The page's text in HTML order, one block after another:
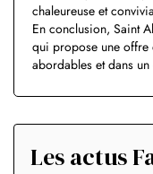
chaleureuse et
En conclusion, Saint
qui propose une offre
abordables et dans
Les actus